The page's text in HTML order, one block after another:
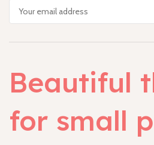
Beautiful
for small